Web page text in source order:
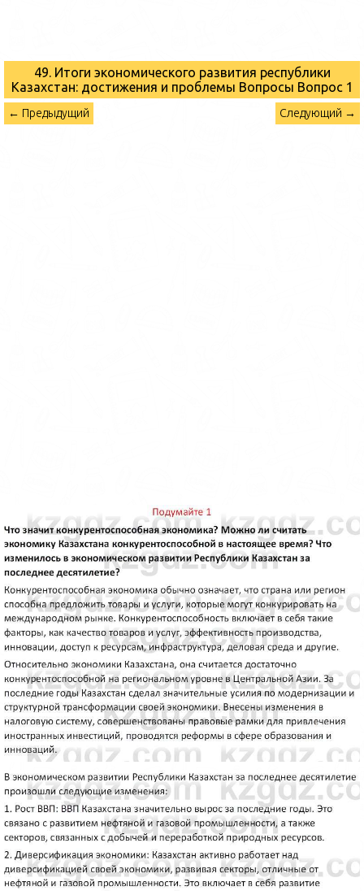
49. Итоги экономического развития республики
Казахстан: достижения и проблемы Вопросы Вопрос 1
← Предыдущий Следующий →